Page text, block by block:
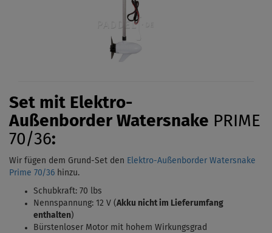
Set mit Elektro-
AußenborderWatersnake PRIME
70/36:
Wir fügen dem Grund-Set den Elektro-Außenborder Watersnake
Prime 70/36 hinzu.
Schubkraft: 70 lbs
Nennspannung: 12 V (Akku nicht im Lieferumfang
enthalten)
Bürstenloser Motor mit hohem Wirkungsgrad